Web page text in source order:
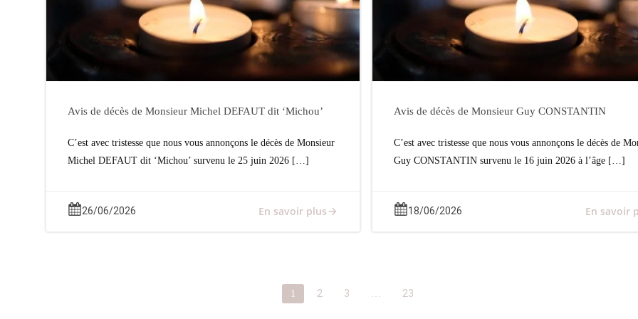
Avis de décès de Monsieur Michel DEFAUT dit ‘Michou’
C’est avec tristesse que nous vous annonçons le décès de Monsieur
Michel DEFAUT dit ‘Michou’ survenu le 25 juin 2026 […]
26/06/2026 En savoir plus
Avis de décès de Monsieur Guy CONSTANTIN
C’est avec tristesse que nous vous annonçons le décès de
Guy CONSTANTIN survenu le 16 juin 2026 à l’âge […]
18/06/2026 En savoir
Page
1 Page
2 Page
3 … Page
23